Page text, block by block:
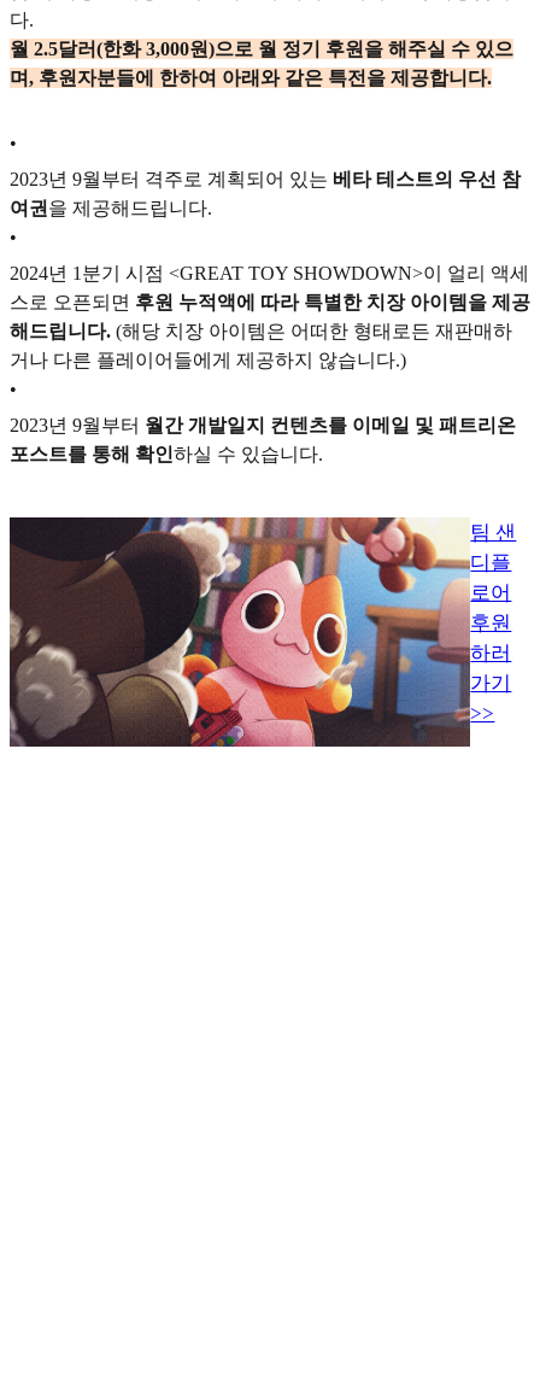
다.
월 2.5달러(한화 3,000원)으로 월 정기 후원을 해주실 수 있으
며, 후원자분들에 한하여 아래와 같은 특전을 제공합니다.
•
2023년 9월부터 격주로 계획되어 있는 베타 테스트의 우선 참
여권을 제공해드립니다.
•
2024년 1분기 시점 <GREAT TOY SHOWDOWN>이 얼리 액세
스로 오픈되면 후원 누적액에 따라 특별한 치장 아이템을 제공
해드립니다. (해당 치장 아이템은 어떠한 형태로든 재판매하
거나 다른 플레이어들에게 제공하지 않습니다.)
•
2023년 9월부터 월간 개발일지 컨텐츠를 이메일 및 패트리온
포스트를 통해 확인하실 수 있습니다.
팀 샌
디플
로어
후원
하러
가기
>>